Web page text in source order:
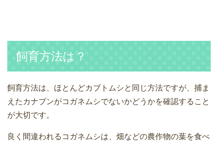
飼育方法は？
飼育方法は、ほとんどカブトムシと同じ方法ですが、捕ま
えたカナブンがコガネムシでないかどうかを確認すること
が大切です。
良く間違われるコガネムシは、畑などの農作物の葉を食べ